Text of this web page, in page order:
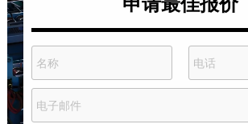
申请最佳报价